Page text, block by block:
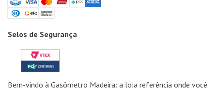
Selos de Segurança
Bem-vindo à Gasômetro Madeira: a loja referência onde você